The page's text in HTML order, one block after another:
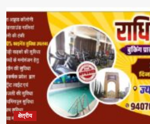
क्षेत्रीय